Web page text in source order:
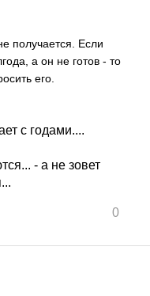
получается. Если
а он не готов - то
его.
с годами....
- а не зовет
0